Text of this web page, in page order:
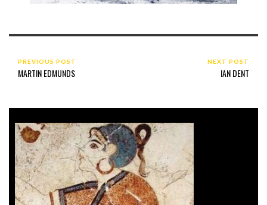
PREVIOUS POST
MARTIN EDMUNDS
NEXT POST
IAN DENT